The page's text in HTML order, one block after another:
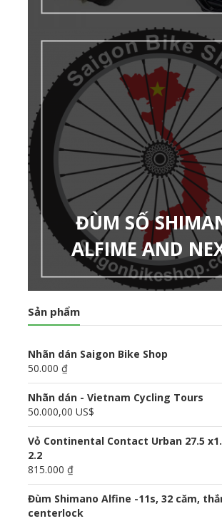
ĐÙM SỐ
ALFIME AND
Sản phẩm
Nhãn dán Saigon Bike Shop
50.000 ₫
Nhãn dán - Vietnam Cycling Tours
50.000,00 US$
Vỏ Continental Contact Urban 27.5
2.2
815.000 ₫
Đùm Shimano Alfine -11s, 32 căm,
centerlock